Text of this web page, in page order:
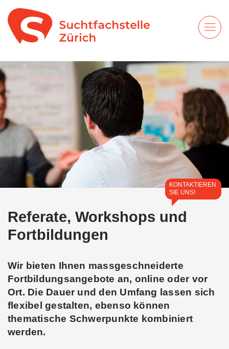
KONTAKTIEREN
SIE UNS!
Referate, Workshops und
Fortbildungen
Wir bieten Ihnen massgeschneiderte
Fortbildungsangebote an, online oder vor
Ort. Die Dauer und den Umfang lassen sich
flexibel gestalten, ebenso können
thematische Schwerpunkte kombiniert
werden.